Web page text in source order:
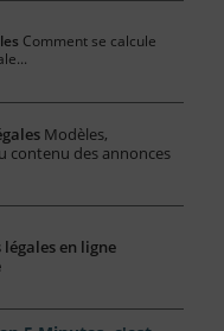
Comment se calcule
Modèles,
contenu des annonces
en ligne